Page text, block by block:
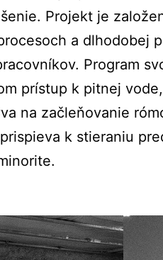
Projekt je
a dlhodobej
Program
prístup k pitnej
na začleňovanie
k stieraniu